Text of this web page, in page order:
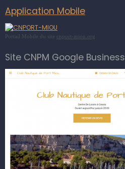
Application Mobile
Portail Mobile du site cnport-miou.org
Site CNPM Google Business